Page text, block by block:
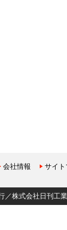
会社情報 サイ
／株式会社日刊